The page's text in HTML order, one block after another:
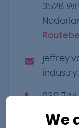
We
3526
030